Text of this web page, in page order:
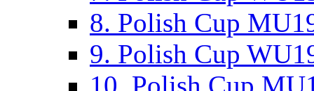
8. Polish Cup
9. Polish Cup
10. Polish Cup